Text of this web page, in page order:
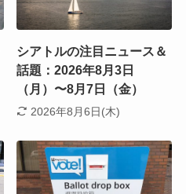
シアトルの注目ニュース＆
話題：2026年8月3日
（月）〜8月7日（金）
2026年8月6日(木)